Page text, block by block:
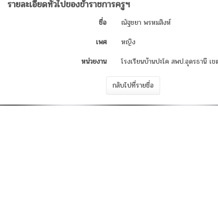
รายละเอียดทั่วไปของข้าราชการครูฯ
ชื่อ
ณัฐชยา พรหมสิงห์
เพศ
หญิง
หน่วยงาน
โรงเรียนบ้านปะโค สพป.อุดรธานี เ
กลับไปที่รายชื่อ